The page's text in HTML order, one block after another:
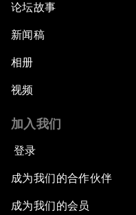
论坛故事
新闻稿
相册
视频
加入我们
登录
成为我们的合作伙伴
成为我们的会员